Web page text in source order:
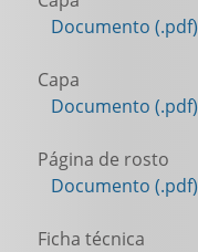
Documento (.pdf)
Capa
Documento (.pdf)
Página de rosto
Documento (.pdf)
Ficha técnica